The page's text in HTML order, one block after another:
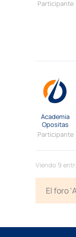
Participante
Academia
Opositas
Participante
Viendo 9
El foro